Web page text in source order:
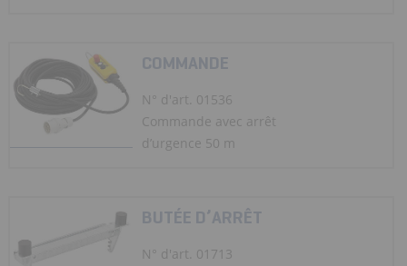
COMMANDE
N° d'art. 01536
Commande avec arrêt
d’urgence 50 m
BUTÉE D’ARRÊT
N° d'art. 01713